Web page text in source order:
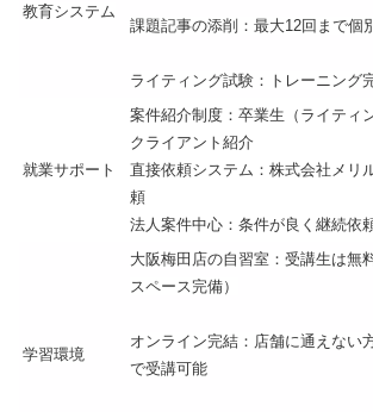
教育システム
課題記事の添削：最大12回まで個
ライティング試験：トレーニング
就業サポート
案件紹介制度：卒業生（ライティ
クライアント紹介
直接依頼システム：株式会社メリ
頼
法人案件中心：条件が良く継続依
学習環境
大阪梅田店の自習室：受講生は無
スペース完備）
オンライン完結：店舗に通えない
で受講可能